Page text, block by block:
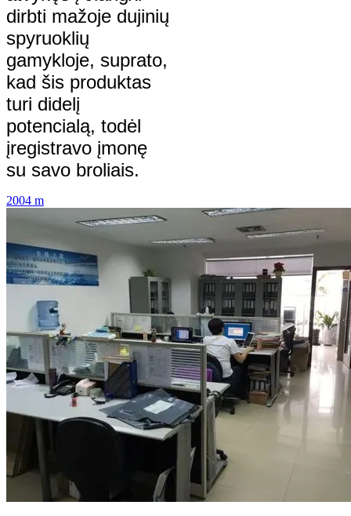
dirbti mažoje dujinių
spyruoklių
gamykloje, suprato,
kad šis produktas
turi didelį
potencialą, todėl
įregistravo įmonę
su savo broliais.
2004 m